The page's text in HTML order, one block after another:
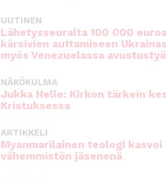
UUTINEN
Lähetysseuralta 100 000
kärsivien auttamiseen
myös Venezuelassa
NÄKÖKULMA
Jukka Helle: Kirkon tärkein
Kristuksessa
ARTIKKELI
Myanmarilainen teologi kasvoi
vähemmistön jäsenenä